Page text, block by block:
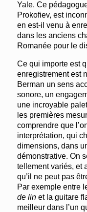
Yale. Ce
Prokofiev, est
en est-il venu à
dans les anciens
Romanée pour le
Ce qui importe est
enregistrement est
Berman un sens
sonore, un
une incroyable
les premières
comprendre que
interprétation, qui
dimensions, dans
démonstrative. On
tellement variés, et
qu’il ne peut pas
Par exemple entre
de lin et la guitare
meilleur dans l’un